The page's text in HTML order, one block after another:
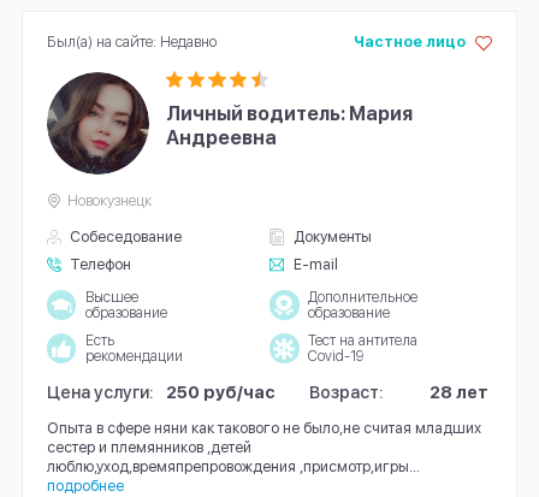
Личный водитель: Мария
Андреевна
Собеседование
Документы
Телефон
E-mail
Частное лицо
Новокузнецк
Высшее
образование
Дополнительное
образование
Есть
рекомендации
Тест на антитела
Covid-19
Цена услуги: 250 руб/час Возраст: 28 лет
Опыта в сфере няни как такового не было,не считая младших
сестер и племянников ,детей
люблю,уход,времяпрепровождения ,присмотр,игры...
подробнее
Был(а) на сайте: Недавно